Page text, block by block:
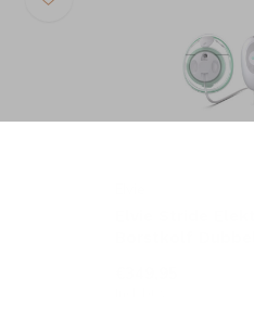
Elvie Stride